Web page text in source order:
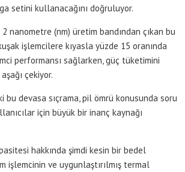
setini kullanacağını doğruluyor.
2 nanometre (nm) üretim bandından çıkan bu
işlemcilere kıyasla yüzde 15 oranında
performansı sağlarken, güç tüketimini
çekiyor.
bu devasa sıçrama, pil ömrü konusunda soru
için büyük bir inanç kaynağı
hakkında şimdi kesin bir bedel
işlemcinin ve uygunlaştırılmış termal